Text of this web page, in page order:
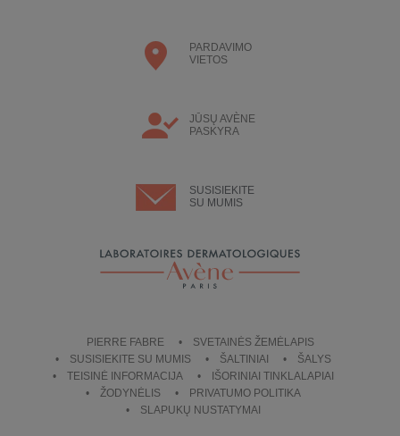
PARDAVIMO
VIETOS
JŪSŲ AVÈNE
PASKYRA
SUSISIEKITE
SU MUMIS
PIERRE FABRE
SVETAINĖS ŽEMĖLAPIS
SUSISIEKITE SU MUMIS
ŠALTINIAI
ŠALYS
TEISINĖ INFORMACIJA
IŠORINIAI TINKLALAPIAI
ŽODYNĖLIS
PRIVATUMO POLITIKA
SLAPUKŲ NUSTATYMAI